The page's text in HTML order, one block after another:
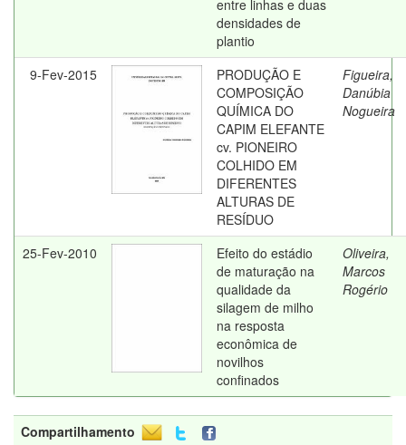
entre linhas e duas
densidades de
plantio
9-Fev-2015
PRODUÇÃO E
COMPOSIÇÃO
QUÍMICA DO
CAPIM ELEFANTE
cv. PIONEIRO
COLHIDO EM
DIFERENTES
ALTURAS DE
RESÍDUO
Figueira,
Danúbia
Nogueira
25-Fev-2010
Efeito do estádio
de maturação na
qualidade da
silagem de milho
na resposta
econômica de
novilhos
confinados
Oliveira,
Marcos
Rogério
Compartilhamento